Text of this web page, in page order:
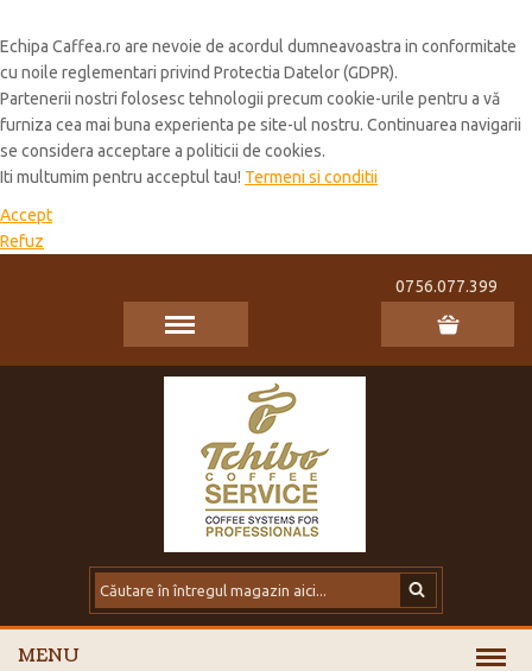
Echipa Caffea.ro are nevoie de acordul dumneavoastra in conformitate
cu noile reglementari privind Protectia Datelor (GDPR).
Partenerii nostri folosesc tehnologii precum cookie-urile pentru a vă
furniza cea mai buna experienta pe site-ul nostru. Continuarea navigarii
se considera acceptare a politicii de cookies.
Iti multumim pentru acceptul tau! Termeni si conditii
Accept
Refuz
0756.077.399
MENU